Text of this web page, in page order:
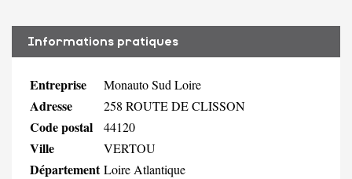
Informations pratiques
Entreprise Monauto Sud Loire
Adresse 258 ROUTE DE CLISSON
Code postal 44120
Ville VERTOU
Département Loire Atlantique